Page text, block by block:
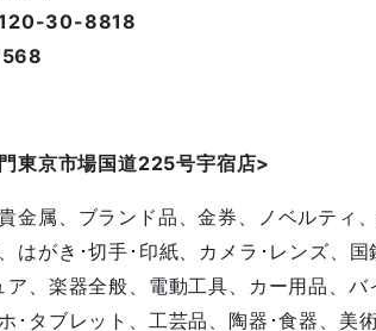
30-8818
東京市場国道225号宇宿店>
金属、ブランド品、金券、ノベルティ
はがき･切手･印紙、カメラ･レンズ、国
、楽器全般、電動工具、カー用品、バ
･タブレット、工芸品、陶器･食器、美